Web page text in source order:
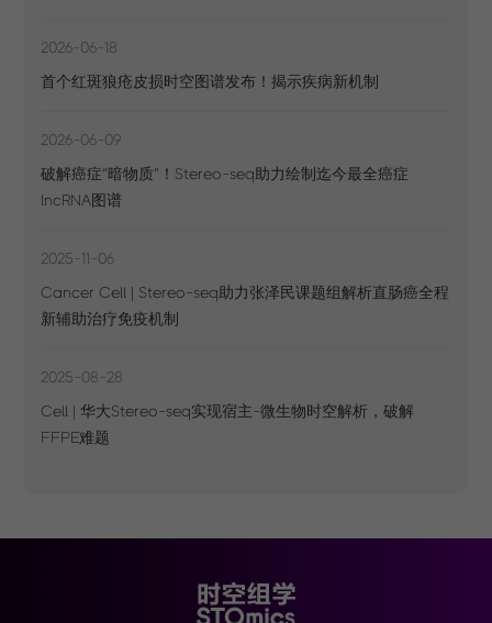
2026-06-18
首个红斑狼疮皮损时空图谱发布！揭示疾病新机制
2026-06-09
破解癌症“暗物质”！Stereo-seq助力绘制迄今最全癌症
lncRNA图谱
2025-11-06
Cancer Cell | Stereo-seq助力张泽民课题组解析直肠癌全程
新辅助治疗免疫机制
2025-08-28
Cell | 华大Stereo-seq实现宿主-微生物时空解析，破解
FFPE难题